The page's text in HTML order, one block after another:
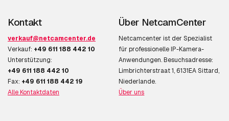
Kontakt
verkauf@netcamcenter.de
Verkauf: +49 611 188 442 10
Unterstützung:
+49 611 188 442 10
Fax: +49 611 188 442 19
Alle Kontaktdaten
Über NetcamCenter
Netcamcenter ist der Spezialist
für professionelle IP-Kamera-
Anwendungen. Besuchsadresse:
Limbrichterstraat 1, 6131EA Sittard,
Niederlande.
Über uns